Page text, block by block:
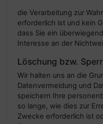
die Verarbeitung zur
erforderlich ist und kein
dass Sie ein
Interesse an der
Löschung bzw.
Wir halten uns an die
Datenvermeidung und
speichern Ihre
so lange, wie dies zur
Zwecke erforderlich ist